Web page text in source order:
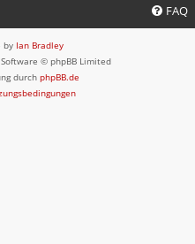
FAQ
by Ian Bradley
© phpBB Limited
durch phpBB.de